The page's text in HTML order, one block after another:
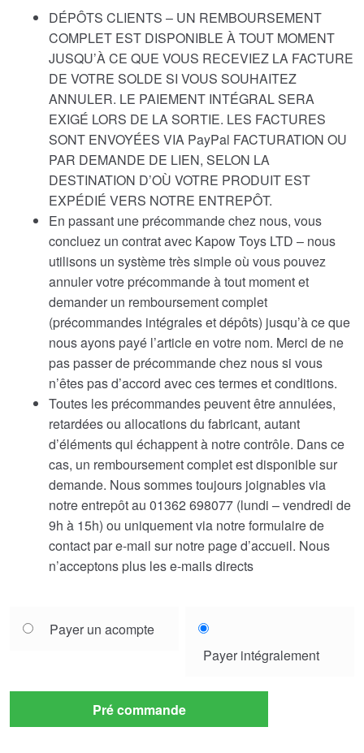
DÉPÔTS CLIENTS – UN REMBOURSEMENT
COMPLET EST DISPONIBLE À TOUT MOMENT
JUSQU’À CE QUE VOUS RECEVIEZ LA FACTURE
DE VOTRE SOLDE SI VOUS SOUHAITEZ
ANNULER. LE PAIEMENT INTÉGRAL SERA
EXIGÉ LORS DE LA SORTIE. LES FACTURES
SONT ENVOYÉES VIA PayPal FACTURATION OU
PAR DEMANDE DE LIEN, SELON LA
DESTINATION D’OÙ VOTRE PRODUIT EST
EXPÉDIÉ VERS NOTRE ENTREPÔT.
En passant une précommande chez nous, vous
concluez un contrat avec Kapow Toys LTD – nous
utilisons un système très simple où vous pouvez
annuler votre précommande à tout moment et
demander un remboursement complet
(précommandes intégrales et dépôts) jusqu’à ce que
nous ayons payé l’article en votre nom. Merci de ne
pas passer de précommande chez nous si vous
n’êtes pas d’accord avec ces termes et conditions.
Toutes les précommandes peuvent être annulées,
retardées ou allocations du fabricant, autant
d’éléments qui échappent à notre contrôle. Dans ce
cas, un remboursement complet est disponible sur
demande. Nous sommes toujours joignables via
notre entrepôt au 01362 698077 (lundi – vendredi de
9h à 15h) ou uniquement via notre formulaire de
contact par e-mail sur notre page d’accueil. Nous
n’acceptons plus les e-mails directs
your
Payer un acompte
Payer intégralement
Pré commande